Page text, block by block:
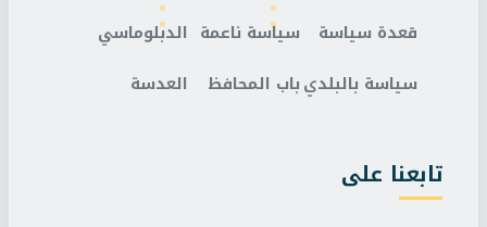
قعدة سياسة
سياسة بالبلدي
سياسة ناعمة
باب المحافظ
الدبلوماسي
العدسة
تابعنا على